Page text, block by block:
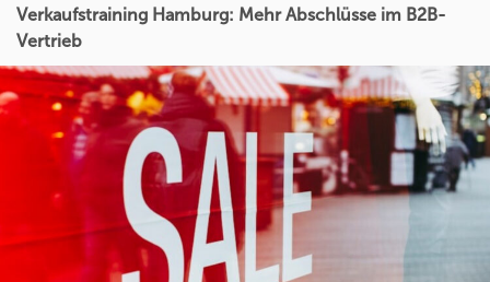
Verkaufstraining Hamburg: Mehr Abschlüsse im B2B-
Vertrieb